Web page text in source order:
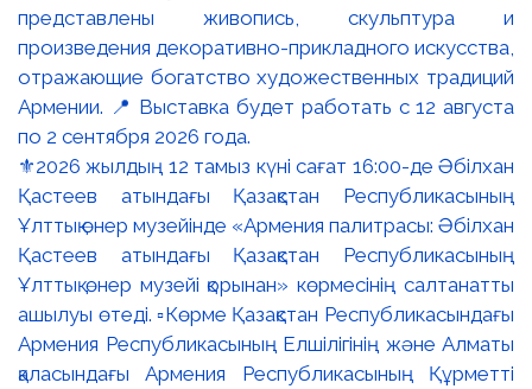
⚜️2026 жылдың 12 тамыз күні сағат 16:00-де Әбілхан
Қастеев атындағы Қазақстан Республикасының
Ұлттық өнер музейінде «Армения палитрасы: Әбілхан
Қастеев атындағы Қазақстан Республикасының
Ұлттық өнер музейі қорынан» көрмесінің салтанатты
ашылуы өтеді. ▫️Көрме Қазақстан Республикасындағы
Армения Республикасының Елшілігінің және Алматы
қаласындағы Армения Республикасының Құрметті